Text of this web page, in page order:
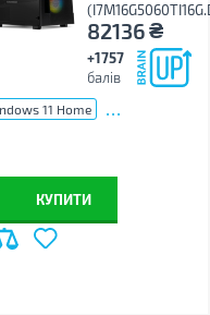
82136₴
+1757
балів
11 Home ...
КУПИТИ